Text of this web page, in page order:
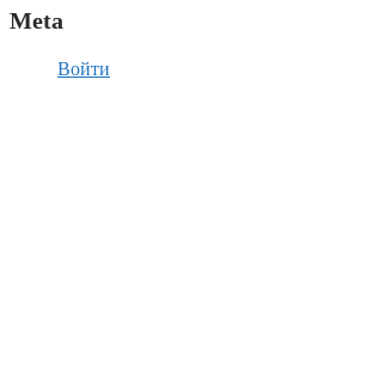
Meta
Войти